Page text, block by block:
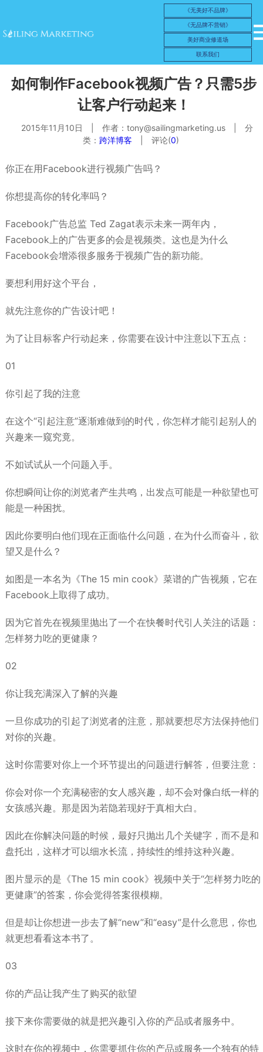
《无美好不品牌》
《无品牌不营销》
美好商业修道场
联系我们
如何制作Facebook视频广告？只需5步
让客户行动起来！
2015年11月10日 作者： tony@sailingmarketing.us
分
类：跨洋博客 评论(0)
你正在用Facebook进行视频广告吗？
你想提高你的转化率吗？
Facebook广告总监 Ted Zagat表示未来一两年内，
Facebook上的广告更多的会是视频类。这也是为什么
Facebook会增添很多服务于视频广告的新功能。
要想利用好这个平台，
就先注意你的广告设计吧！
为了让目标客户行动起来，你需要在设计中注意以下五点：
01
你引起了我的注意
在这个“引起注意”逐渐难做到的时代，你怎样才能引起别人的
兴趣来一窥究竟。
不如试试从一个问题入手。
你想瞬间让你的浏览者产生共鸣，出发点可能是一种欲望也可
能是一种困扰。
因此你要明白他们现在正面临什么问题，在为什么而奋斗，欲
望又是什么？
如图是一本名为《The 15 min cook》菜谱的广告视频，它在
Facebook上取得了成功。
因为它首先在视频里抛出了一个在快餐时代引人关注的话题：
怎样努力吃的更健康？
02
你让我充满深入了解的兴趣
一旦你成功的引起了浏览者的注意，那就要想尽方法保持他们
对你的兴趣。
这时你需要对你上一个环节提出的问题进行解答，但要注意：
你会对你一个充满秘密的女人感兴趣，却不会对像白纸一样的
女孩感兴趣。那是因为若隐若现好于真相大白。
因此在你解决问题的时候，最好只抛出几个关键字，而不是和
盘托出，这样才可以细水长流，持续性的维持这种兴趣。
图片显示的是《The 15 min cook》视频中关于“怎样努力吃的
更健康”的答案，你会觉得答案很模糊。
但是却让你想进一步去了解“new”和“easy”是什么意思，你也
就更想看看这本书了。
03
你的产品让我产生了购买的欲望
接下来你需要做的就是把兴趣引入你的产品或者服务中。
这时在你的视频中，你需要抓住你的产品或服务一个独有的特